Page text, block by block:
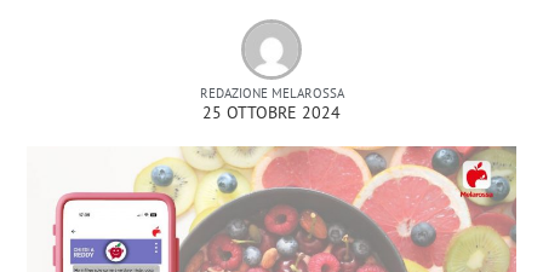
REDAZIONE MELAROSSA
25 OTTOBRE 2024